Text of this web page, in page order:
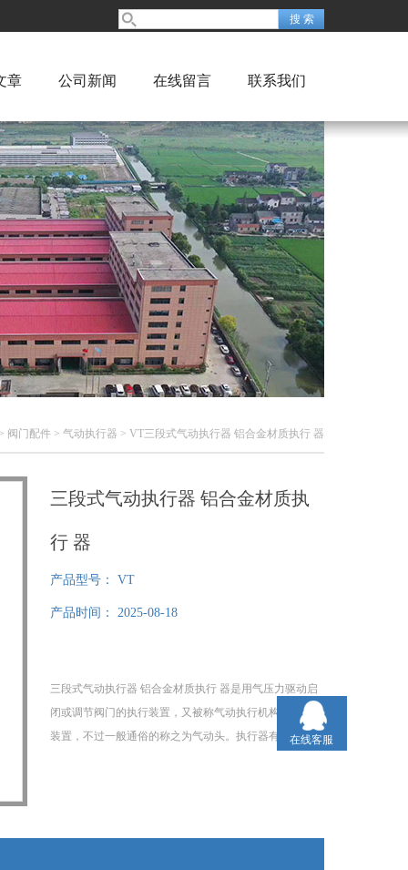
章 公司新闻 在线留言 联系我们
> 阀门配件 > 气动执行器 > VT三段式气动执行器 铝合金材质执行 器
三段式气动执行器 铝合金材质执
行 器
产品型号： VT
产品时间： 2025-08-18
三段式气动执行器 铝合金材质执行 器是用气压力驱动启
闭或调节阀门的执行装置，又被称气动执行机构或气动
装置，不过一般通俗的称之为气动头。执行器有时还配在线客服